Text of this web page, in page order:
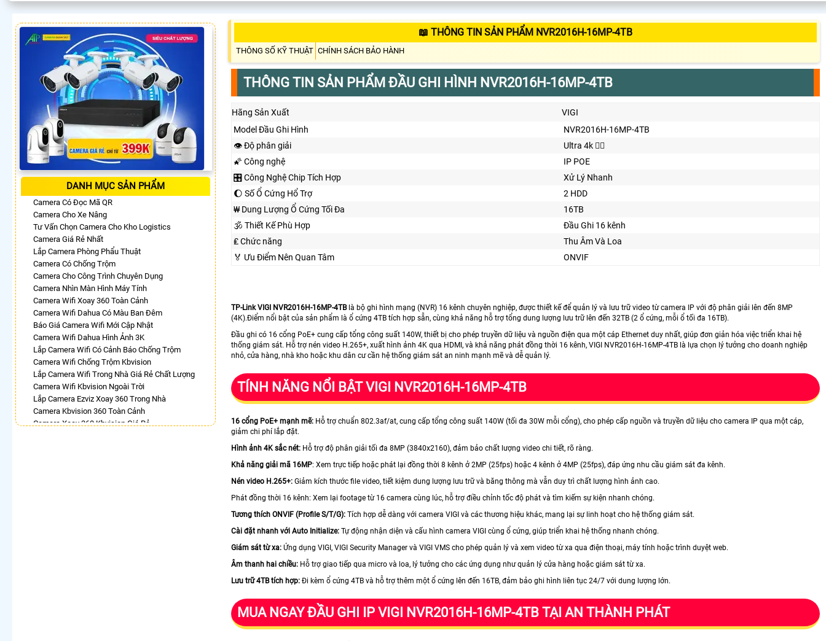
DANH MỤC SẢN PHẨM
Camera Có Đọc Mã QR
Camera Cho Xe Nâng
Tư Vấn Chọn Camera Cho Kho Logistics
Camera Giá Rẻ Nhất
Lắp Camera Phòng Phẩu Thuật
Camera Có Chống Trộm
Camera Cho Công Trình Chuyên Dụng
Camera Nhìn Màn Hình Máy Tính
Camera Wifi Xoay 360 Toàn Cảnh
Camera Wifi Dahua Có Màu Ban Đêm
Báo Giá Camera Wifi Mới Cập Nhật
Camera Wifi Dahua Hình Ảnh 3K
Lắp Camera Wifi Có Cảnh Báo Chống Trộm
Camera Wifi Chống Trộm Kbvision
Lắp Camera Wifi Trong Nhà Giá Rẻ Chất Lượng
Camera Wifi Kbvision Ngoài Trời
Lắp Camera Ezviz Xoay 360 Trong Nhà
Camera Kbvision 360 Toàn Cảnh
Camera Xoay 360 Kbvision Giá Rẻ
📖 THÔNG TIN SẢN PHẨM NVR2016H-16MP-4TB
THÔNG SỐ KỸ THUẬT CHÍNH SÁCH BẢO HÀNH
THÔNG TIN SẢN PHẨM ĐẦU GHI HÌNH NVR2016H-16MP-4TB
Hãng Sản Xuất
VIGI
Model Đầu Ghi Hình
NVR2016H-16MP-4TB
👁 Độ phân giải
Ultra 4k 👍🏾
🌠 Công nghệ
IP POE
🎛 Công Nghệ Chip Tích Hợp
Xử Lý Nhanh
🌔 Số Ổ Cứng Hổ Trợ
2 HDD
₩ Dung Lượng Ổ Cứng Tối Đa
16TB
🕉️ Thiết Kế Phù Hợp
Đầu Ghi 16 kênh
₤ Chức năng
Thu Âm Và Loa
️🏅️ Ưu Điểm Nên Quan Tâm
ONVIF
TP-Link VIGI NVR2016H-16MP-4TB là bộ ghi hình mạng (NVR) 16 kênh chuyên nghiệp, được thiết kế để quản lý và lưu trữ video từ camera IP với độ phân giải lên đến 8MP
(4K).Điểm nổi bật của sản phẩm là ổ cứng 4TB tích hợp sẵn, cùng khả năng hỗ trợ tổng dung lượng lưu trữ lên đến 32TB (2 ổ cứng, mỗi ổ tối đa 16TB).
Đầu ghi có 16 cổng PoE+ cung cấp tổng công suất 140W, thiết bị cho phép truyền dữ liệu và nguồn điện qua một cáp Ethernet duy nhất, giúp đơn giản hóa việc triển khai hệ
thống giám sát. Hỗ trợ nén video H.265+, xuất hình ảnh 4K qua HDMI, và khả năng phát đồng thời 16 kênh, VIGI NVR2016H-16MP-4TB là lựa chọn lý tưởng cho doanh nghiệp
nhỏ, cửa hàng, nhà kho hoặc khu dân cư cần hệ thống giám sát an ninh mạnh mẽ và dễ quản lý.
TÍNH NĂNG NỔI BẬT VIGI NVR2016H-16MP-4TB
16 cổng PoE+ mạnh mẽ: Hỗ trợ chuẩn 802.3af/at, cung cấp tổng công suất 140W (tối đa 30W mỗi cổng), cho phép cấp nguồn và truyền dữ liệu cho camera IP qua một cáp,
giảm chi phí lắp đặt.
Hình ảnh 4K sắc nét: Hỗ trợ độ phân giải tối đa 8MP (3840x2160), đảm bảo chất lượng video chi tiết, rõ ràng.
Khả năng giải mã 16MP: Xem trực tiếp hoặc phát lại đồng thời 8 kênh ở 2MP (25fps) hoặc 4 kênh ở 4MP (25fps), đáp ứng nhu cầu giám sát đa kênh.
Nén video H.265+: Giảm kích thước file video, tiết kiệm dung lượng lưu trữ và băng thông mà vẫn duy trì chất lượng hình ảnh cao.
Phát đồng thời 16 kênh: Xem lại footage từ 16 camera cùng lúc, hỗ trợ điều chỉnh tốc độ phát và tìm kiếm sự kiện nhanh chóng.
Tương thích ONVIF (Profile S/T/G): Tích hợp dễ dàng với camera VIGI và các thương hiệu khác, mang lại sự linh hoạt cho hệ thống giám sát.
Cài đặt nhanh với Auto Initialize: Tự động nhận diện và cấu hình camera VIGI cùng ổ cứng, giúp triển khai hệ thống nhanh chóng.
Giám sát từ xa: Ứng dụng VIGI, VIGI Security Manager và VIGI VMS cho phép quản lý và xem video từ xa qua điện thoại, máy tính hoặc trình duyệt web.
Âm thanh hai chiều: Hỗ trợ giao tiếp qua micro và loa, lý tưởng cho các ứng dụng như quản lý cửa hàng hoặc giám sát từ xa.
Lưu trữ 4TB tích hợp: Đi kèm ổ cứng 4TB và hỗ trợ thêm một ổ cứng lên đến 16TB, đảm bảo ghi hình liên tục 24/7 với dung lượng lớn.
MUA NGAY ĐẦU GHI IP VIGI NVR2016H-16MP-4TB TẠI AN THÀNH PHÁT